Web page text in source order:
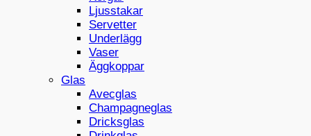
Ljusstakar
Servetter
Underlägg
Vaser
Äggkoppar
Glas
Avecglas
Champagneglas
Dricksglas